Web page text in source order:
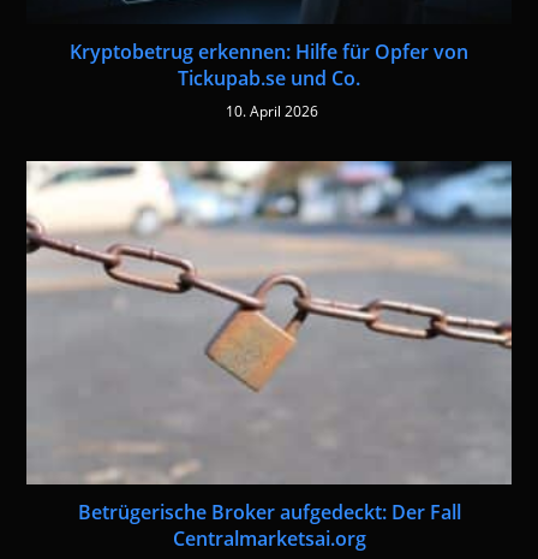
Kryptobetrug erkennen: Hilfe für Opfer von
Tickupab.se und Co.
10. April 2026
Betrügerische Broker aufgedeckt: Der Fall
Centralmarketsai.org